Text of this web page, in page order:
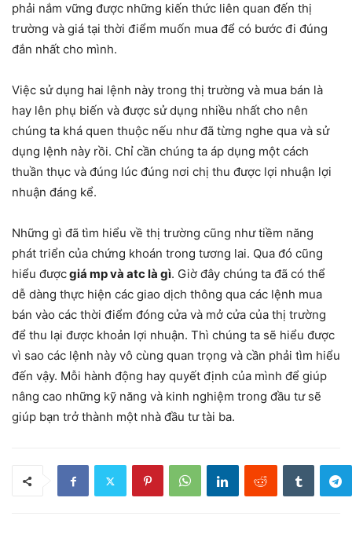
phải nắm vững được những kiến thức liên quan đến thị
trường và giá tại thời điểm muốn mua để có bước đi đúng
đắn nhất cho mình.
Việc sử dụng hai lệnh này trong thị trường và mua bán là
hay lên phụ biến và được sử dụng nhiều nhất cho nên
chúng ta khá quen thuộc nếu như đã từng nghe qua và sử
dụng lệnh này rồi. Chỉ cần chúng ta áp dụng một cách
thuần thục và đúng lúc đúng nơi chị thu được lợi nhuận lợi
nhuận đáng kể.
Những gì đã tìm hiểu về thị trường cũng như tiềm năng
phát triển của chứng khoán trong tương lai. Qua đó cũng
hiểu đượcgiá mp và atc là gì. Giờ đây chúng ta đã có thể
dễ dàng thực hiện các giao dịch thông qua các lệnh mua
bán vào các thời điểm đóng cửa và mở cửa của thị trường
để thu lại được khoản lợi nhuận. Thì chúng ta sẽ hiểu được
vì sao các lệnh này vô cùng quan trọng và cần phải tìm hiểu
đến vậy. Mỗi hành động hay quyết định của mình để giúp
nâng cao những kỹ năng và kinh nghiệm trong đầu tư sẽ
giúp bạn trở thành một nhà đầu tư tài ba.